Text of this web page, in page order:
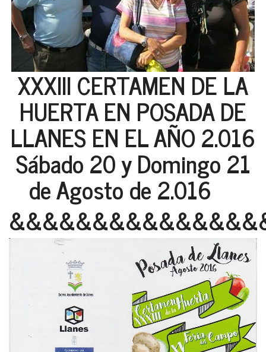
XXXIII CERTAMEN DE LA
HUERTA EN POSADA DE
LLANES EN EL AÑO 2.016
Sábado 20 y Domingo 21
de Agosto de 2.016